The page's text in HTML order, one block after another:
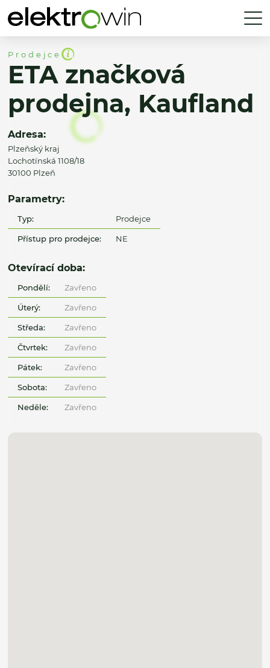
Prodejce
ETA značková
prodejna, Kaufland
Adresa:
Plzeňský kraj
Lochotínská 1108/18
30100 Plzeň
Parametry:
Typ: Prodejce
Přístup pro prodejce: NE
Otevírací doba:
Pondělí: Zavřeno
Úterý: Zavřeno
Středa: Zavřeno
Čtvrtek: Zavřeno
Pátek: Zavřeno
Sobota: Zavřeno
Neděle: Zavřeno